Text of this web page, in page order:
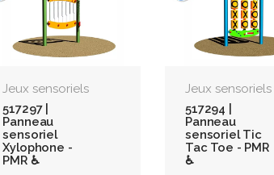
Jeux sensoriels
517297 |
Panneau
sensoriel
Xylophone -
PMR ♿
Jeux sensoriels
517294 |
Panneau
sensoriel Tic
Tac Toe - PMR
♿